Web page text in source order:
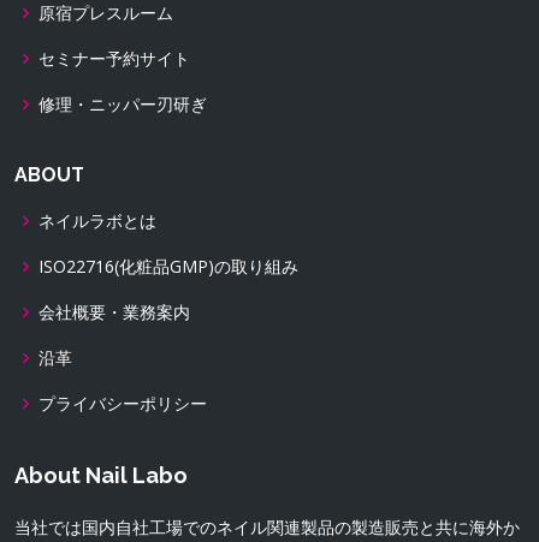
原宿プレスルーム
セミナー予約サイト
修理・ニッパー刃研ぎ
ABOUT
ネイルラボとは
ISO22716(化粧品GMP)の取り組み
会社概要・業務案内
沿革
プライバシーポリシー
About Nail Labo
当社では国内自社工場でのネイル関連製品の製造販売と共に海外か